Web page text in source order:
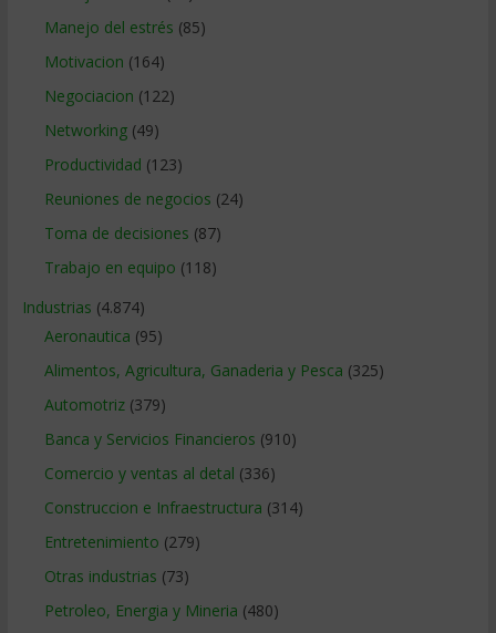
Manejo del estrés (85)
Motivacion (164)
Negociacion (122)
Networking(49)
Productividad (123)
Reuniones de negocios (24)
Toma de decisiones (87)
Trabajo en equipo (118)
Industrias (4.874)
Aeronautica (95)
Alimentos, Agricultura, Ganaderia y Pesca (325)
Automotriz(379)
Banca y Servicios Financieros (910)
Comercio y ventas al detal (336)
Construccion e Infraestructura (314)
Entretenimiento (279)
Otras industrias (73)
Petroleo, Energia y Mineria (480)